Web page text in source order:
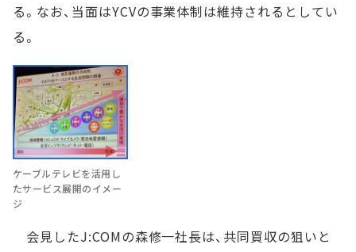
る。なお、当面はYCVの事業体制は維持されるとしてい
る。
ケーブルテレビを活用し
たサービス展開のイメー
ジ
会見したJ:COMの森修一社長は、共同買収の狙いと